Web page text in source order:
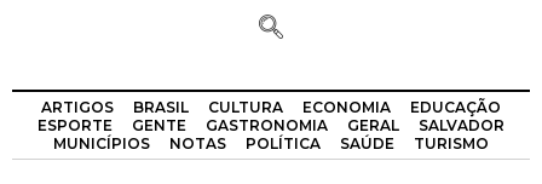
ARTIGOS BRASIL CULTURA ECONOMIA
EDUCAÇÃO
ESPORTE
GENTE GASTRONOMIA GERAL
SALVADOR
MUNICÍPIOS
NOTAS POLÍTICA SAÚDE TURISMO